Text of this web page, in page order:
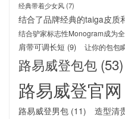
经典带着少女风(7)
结合了品牌经典的taiga皮质
结合驴家标志性Monogram成为
肩带可调长短 (9) 让你的包包
路易威登包包 (53)
路易威登官网
路易威登男包 (11) 造型清